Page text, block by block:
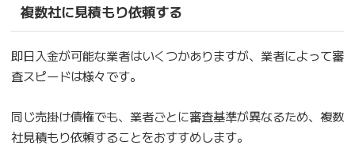
複数社に見積もり依頼する
即日入金が可能な業者はいくつかありますが、業者によって審
査スピードは様々です。
同じ売掛け債権でも、業者ごとに審査基準が異なるため、複数
社見積もり依頼することをおすすめします。